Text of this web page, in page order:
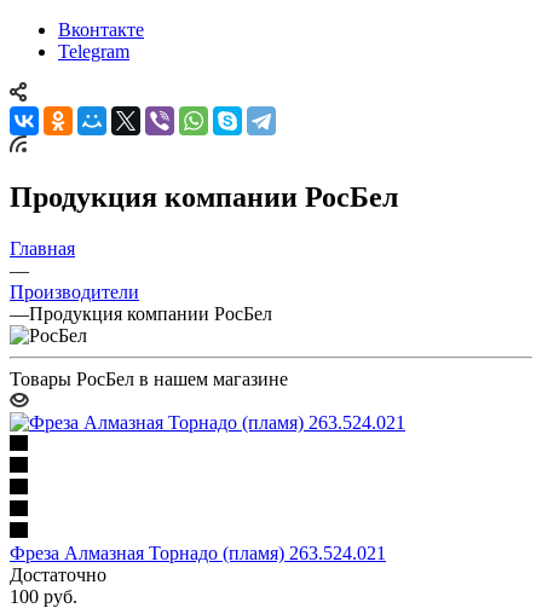
Вконтакте
Telegram
Продукция компании РосБел
Главная
—
Производители
—Продукция компании РосБел
Товары РосБел в нашем магазине
Фреза Алмазная Торнадо (пламя) 263.524.021
Достаточно
100 руб.